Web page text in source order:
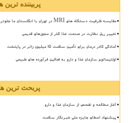
پربیننده ترین
مقایسه ظرفیت دستگاه های MRI در تهران با انگلستان ما جلوتریم!
تغییر ریل نظارت در صنعت غذا گذر از مجوزهای قدیمی
آمادگی کادر درمان برای تأمین سلامت 15 میلیون زائر در پایتخت
اولتیماتوم سازمان غذا و دارو به فعالین فرآورده های طبیعی
پربحث ترین
آغاز مطالعه و تفحص از سازمان غذا و دارو
پیشنهاد اعطای جایزه ملی خبرنگار سلامت